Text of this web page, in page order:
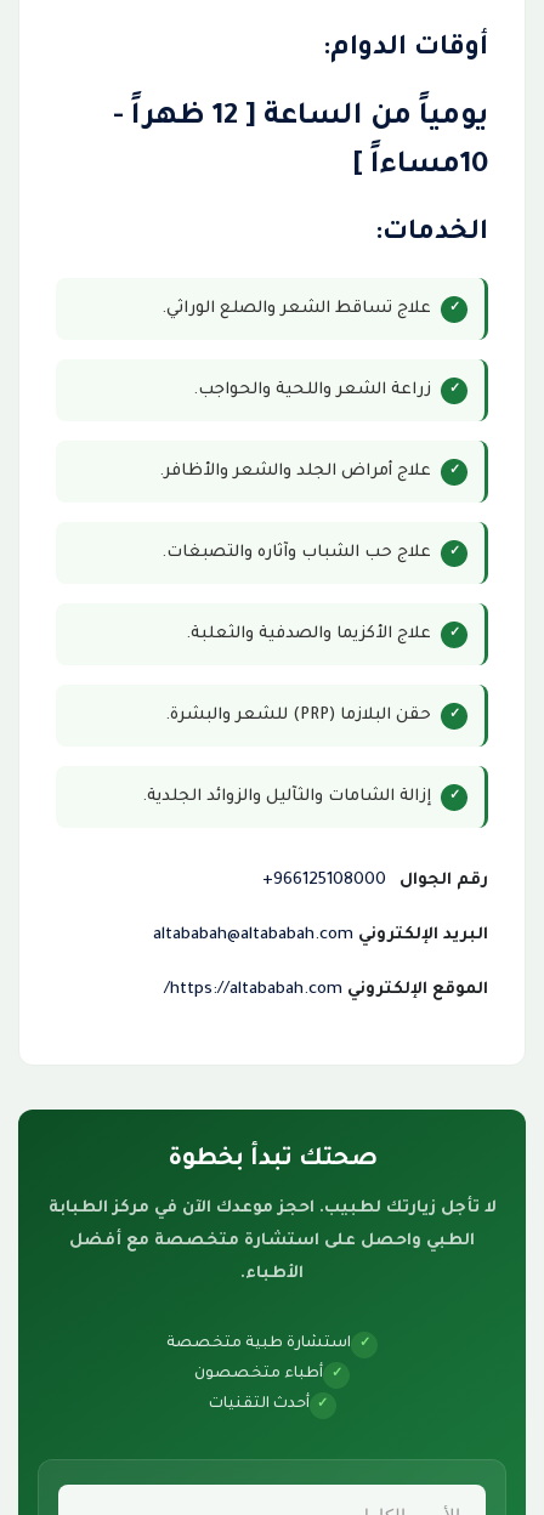
أوقات الدوام:
يومياً من الساعة [ 12 ظهراً -
10مساءاً ]
الخدمات:
علاج تساقط الشعر والصلع الوراثي.
زراعة الشعر واللحية والحواجب.
علاج أمراض الجلد والشعر والأظافر.
علاج حب الشباب وآثاره والتصبغات.
علاج الأكزيما والصدفية والثعلبة.
حقن البلازما (PRP) للشعر والبشرة.
إزالة الشامات والثآليل والزوائد الجلدية.
رقم الجوال 966125108000+
البريد الإلكتروني altababah@altababah.com
الموقع الإلكتروني https://altababah.com/
صحتك تبدأ بخطوة
لا تأجل زيارتك لطبيب. احجز موعدك الآن في مركز الطبابة
الطبي واحصل على استشارة متخصصة مع أفضل
الأطباء.
✓ استشارة طبية متخصصة
✓ أطباء متخصصون
✓ أحدث التقنيات